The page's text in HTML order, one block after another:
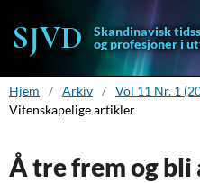
Skandinavisk
og profesjoner i
Hjem / Arkiv / Vol 11 Nr. 1
Vitenskapelige artikler
Å tre frem og